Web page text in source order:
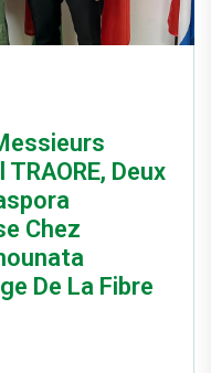
Deux
Chez
De La Fibre